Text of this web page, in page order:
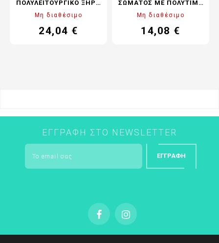
ΠΟΛΥΛΕΙΤΟΥΡΓΙΚΌ ΞΗΡΌ
ΛΆΔΙ ΓΙΑ ΠΟΛΎ ΞΗΡΌ
ΔΈΡΜΑ
Μη διαθέσιμο
Τιμή
24,04 €
ΣΏΜΑΤΟΣ ΜΕ ΠΟΛΎΤΙΜΑ
ΈΛΑΙΑ
Μη διαθέσιμο
Τιμή
14,08 €
ΕΓΓΡΑΦΉ ΣΤΟ NEWSLETTER
ΕΓΓΡΑΦΉ